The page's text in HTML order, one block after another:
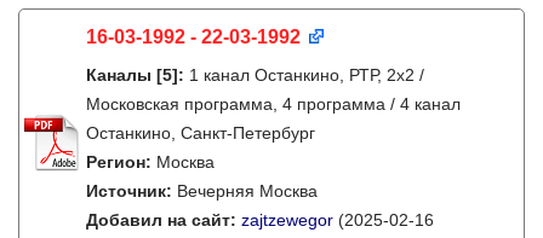
16-03-1992 - 22-03-1992
Каналы [5]: 1 канал Останкино, РТР, 2х2 /
Московская программа, 4 программа / 4 канал
Останкино, Санкт-Петербург
Регион: Москва
Источник: Вечерняя Москва
Добавил на сайт: zajtzewegor (2025-02-16